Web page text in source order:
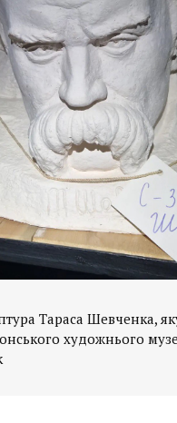
Тараса Шевченка,
художнього